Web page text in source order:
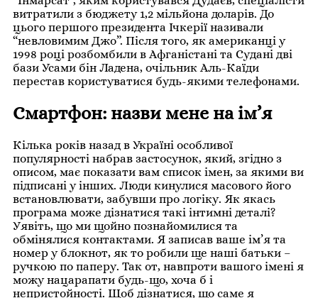
витратили з бюджету 1,2 мільйона доларів. До
цього першого президента Ічкерії називали
“невловимим Джо”. Після того, як американці у
1998 році розбомбили в Афганістані та Судані дві
бази Усами бін Ладена, очільник Аль-Каїди
перестав користуватися будь-якими телефонами.
Смартфон: назви мене на ім’я
Кілька років назад в Україні особливої
популярності набрав застосунок, який, згідно з
описом, має показати вам список імен, за якими ви
підписані у інших. Люди кинулися масового його
встановлювати, забувши про логіку. Як якась
програма може дізнатися такі інтимні деталі?
Уявіть, що ми щойно познайомилися та
обмінялися контактами. Я записав ваше ім’я та
номер у блокнот, як то робили ще наші батьки –
ручкою по паперу. Так от, навпроти вашого імені я
можу нацарапати будь-що, хоча б і
непристойності. Щоб дізнатися, що саме я